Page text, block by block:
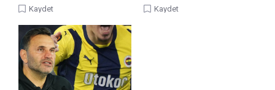
Kaydet Kaydet